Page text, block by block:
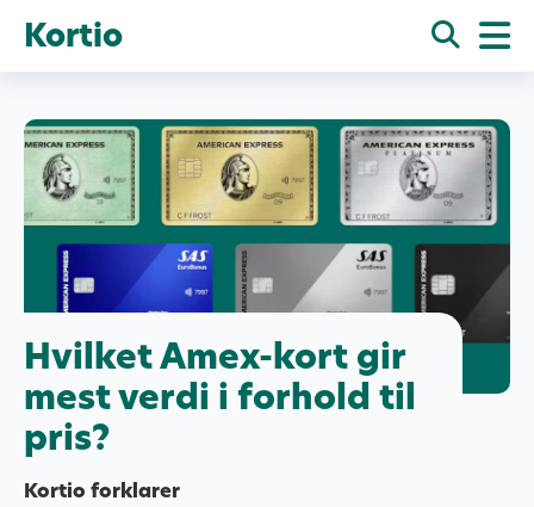
Kortio
Hvilket Amex-kort gir
mest verdi i forhold til
pris?
Kortio forklarer